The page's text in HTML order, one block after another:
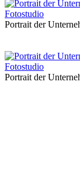
Portrait der
Portrait der